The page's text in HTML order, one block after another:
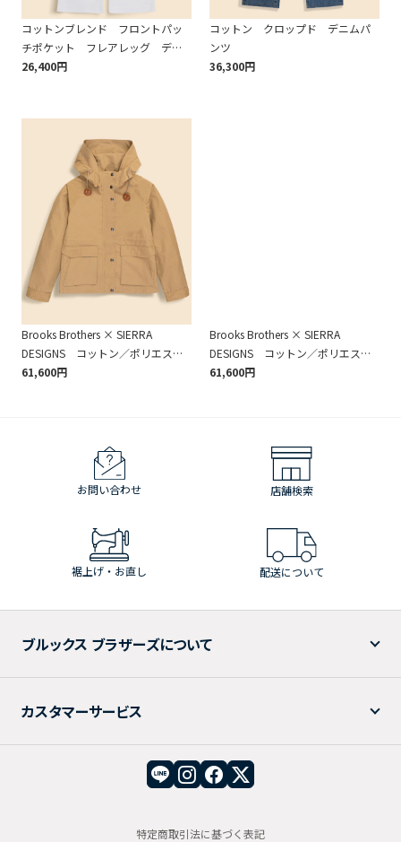
コットンブレンド フロントパッ
チポケット フレアレッグ デニ
ムパンツ
26,400円
コットン クロップド デニムパ
ンツ
36,300円
Brooks Brothers × SIERRA
DESIGNS コットン／ポリエステ
ル ウィメンズマウンテンパーカ
61,600円
Brooks Brothers × SIERRA
DESIGNS コットン／ポリエステ
ル ウィメンズマウンテンパーカ
61,600円
お問い合わせ 店舗検索
裾上げ・お直し 配送について
ブルックス ブラザーズについて
カスタマーサービス
特定商取引法に基づく表記